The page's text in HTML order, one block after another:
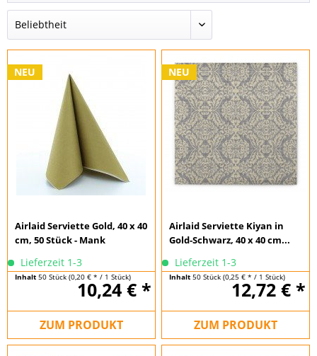
NEU
Airlaid Serviette Gold, 40 x 40
cm, 50 Stück - Mank
Lieferzeit 1-3
Inhalt50 Stück(0,20 € * / 1 Stück)
10,24 € *
ZUM PRODUKT
NEU
Airlaid Serviette Kiyan in
Gold-Schwarz, 40 x 40 cm...
Lieferzeit 1-3
Inhalt50 Stück(0,25 € * / 1 Stück)
12,72 € *
ZUM PRODUKT